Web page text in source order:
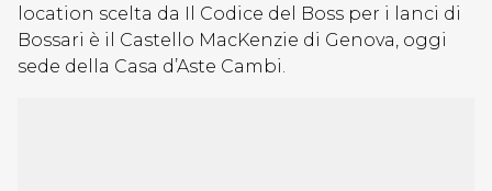
location scelta da Il Codice del Boss per i lanci di
Bossari è il Castello MacKenzie di Genova, oggi
sede della Casa d’Aste Cambi.